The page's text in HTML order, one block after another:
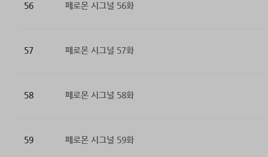
56 페로몬 시그널 56화
57 페로몬 시그널 57화
58 페로몬 시그널 58화
59 페로몬 시그널 59화